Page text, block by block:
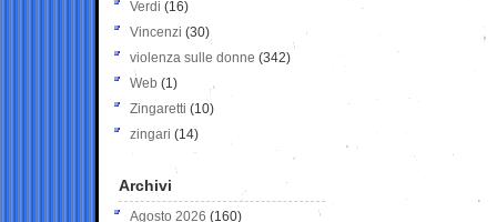
Verdi (16)
Vincenzi (30)
violenza sulle donne (342)
Web (1)
Zingaretti (10)
zingari (14)
Archivi
Agosto 2026 (160)